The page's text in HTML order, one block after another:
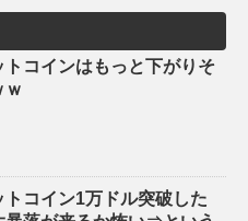
トコインはもっと下がりそ
ｗ
トコイン1万ドル突破した